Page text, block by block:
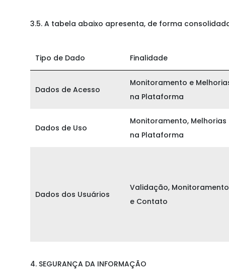
3.5. A tabela abaixo apresenta, de forma
Tipo de Dado Finalidade
Dados de Acesso
Monitoramento e
na Plataforma
Dados de Uso
Monitoramento, Melhorias
na Plataforma
Dados dos Usuários
Validação, Monitoramento
e Contato
4. SEGURANÇA DA INFORMAÇÃO